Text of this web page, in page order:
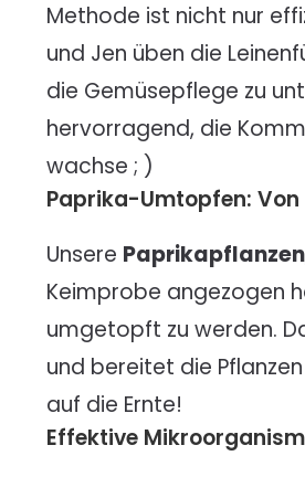
Methode ist nicht nur
und Jen üben die
die Gemüsepflege zu
hervorragend, die
wachse ; )
Paprika-Umtopfen:
Unsere Paprikapflanzen
Keimprobe angezogen
umgetopft zu werden.
und bereitet die
auf die Ernte!
Effektive